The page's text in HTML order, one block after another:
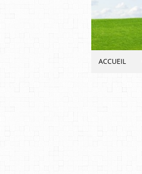
ACCUEIL